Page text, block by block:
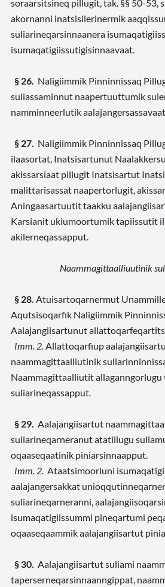
soraarsitsineq pillugit, tak. §§ 50-53,
akornanni inatsisilerinermik
suliarineqarsinnaanera
isumaqatigiissutigisinnaavaat.
§ 26. Naligiimmik Pinninnissaq
suliassaminnut naapertuuttumik
namminneerlutik aalajangersassavaat.
§ 27. Naligiimmik Pinninnissaq
ilaasortat, Inatsisartunut
akissarsiaat pillugit Inatsisartut
malittarisassat naapertorlugit,
Aningaasartuutit taakku
Karsianit ukiumoortumik tapiissutit
akilerneqassapput.
Naammagittaalliuutinik
§ 28. Atuisartoqarnermut
Aqutsisoqarfik Naligiimmik
Aalajangiisartunut
Imm. 2. Allattoqarfiup
naammagittaalliutinik
Naammagittaalliutit allaganngorlugu
suliarineqassapput.
§ 29. Aalajangiisartut
suliarineqarneranut atatillugu
oqaaseqaatinik piniarsinnaapput.
Imm. 2. Ataatsimoorluni
aalajangersakkat
suliarineqarneranni,
isumaqatigiissummi pineqartumi
oqaaseqaammik aalajangiisartut
§ 30. Aalajangiisartutsuliami
taperserneqarsinnaanngippat,